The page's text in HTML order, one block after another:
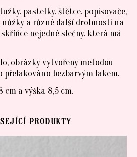
pastelky, štětce, popisovače,
nůžky a různé další drobnosti na
nejedné slečny, která má
obrázky vytvořeny metodou
přelakováno bezbarvým lakem.
cm a výška 8,5 cm.
PRODUKTY